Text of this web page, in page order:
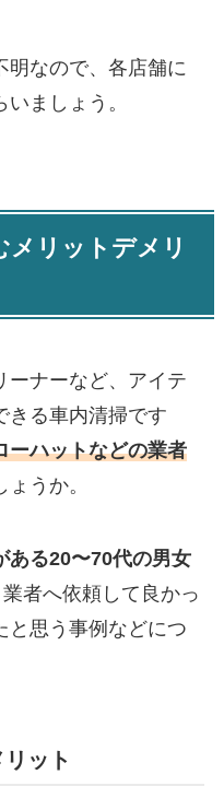
明なので、各店舗に
ましょう。
メリットデメリ
ーナーなど、アイテ
きる車内清掃です
ーハットなどの業者
うか。
ある20〜70代の男女
者へ依頼して良かっ
と思う事例などにつ
ット